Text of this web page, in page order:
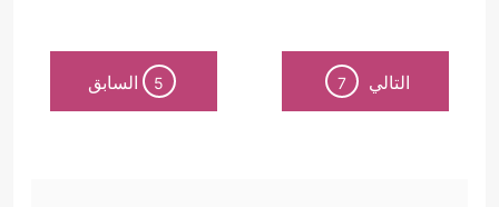
التالي 7
5 السابق